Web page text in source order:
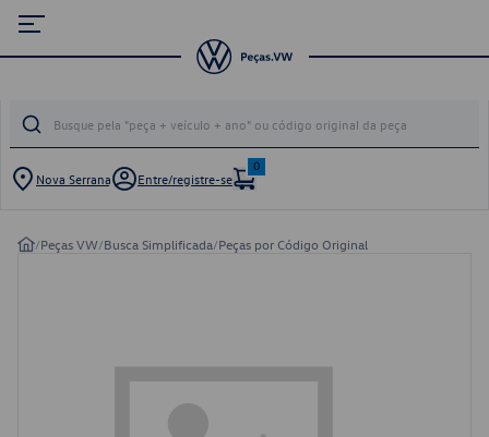
Nova Serrana Entre/registre-se
0
/Peças VW/Busca Simplificada/Peças por Código Original